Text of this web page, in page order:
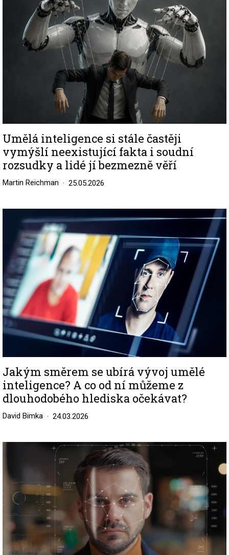
Umělá inteligence si stále častěji
vymýšlí neexistující fakta i soudní
rozsudky a lidé jí bezmezně věří
Martin Reichman 25.05.2026
Jakým směrem se ubírá vývoj umělé
inteligence? A co od ní můžeme z
dlouhodobého hlediska očekávat?
David Bimka 24.03.2026